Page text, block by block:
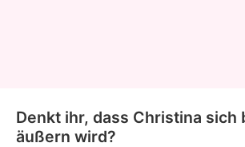
Denkt ihr, dass Christina sich
äußern wird?